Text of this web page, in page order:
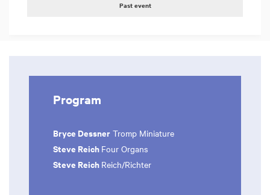
Past event
Program
Bryce Dessner Tromp Miniature
Steve Reich Four Organs
Steve Reich Reich/Richter